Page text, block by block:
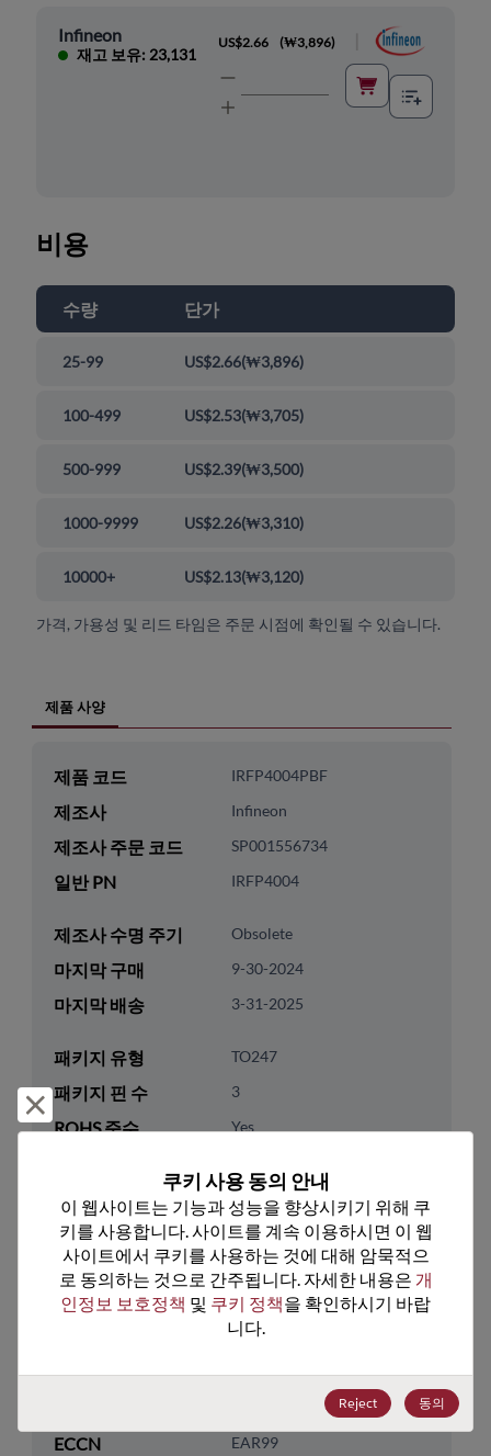
Infineon
재고 보유: 23,131
US$2.66 (₩3,896)
비용
수량 단가
25-99 US$2.66(₩3,896)
100-499 US$2.53(₩3,705)
500-999 US$2.39(₩3,500)
1000-9999 US$2.26(₩3,310)
10000+ US$2.13(₩3,120)
가격, 가용성 및 리드 타임은 주문 시점에 확인될 수 있습니다.
제품 사양
제품 코드 IRFP4004PBF
제조사 Infineon
제조사 주문 코드 SP001556734
일반 PN IRFP4004
제조사 수명 주기 Obsolete
마지막 구매 9-30-2024
마지막 배송 3-31-2025
패키지 유형 TO247
패키지 핀 수 3
ROHS 준수 Yes
패키지 유형 Tube
패키지 수량 25
기술 카테고리 Discretes
Transistor
8541.29.0055
ECCN EAR99
거부 및 닫기
쿠키 사용 동의 안내
이 웹사이트는 기능과 성능을 향상시키기 위해 쿠
키를 사용합니다. 사이트를 계속 이용하시면 이 웹
사이트에서 쿠키를 사용하는 것에 대해 암묵적으
로 동의하는 것으로 간주됩니다. 자세한 내용은 개
인정보 보호정책 및 쿠키 정책을 확인하시기 바랍
니다.
Reject 동의